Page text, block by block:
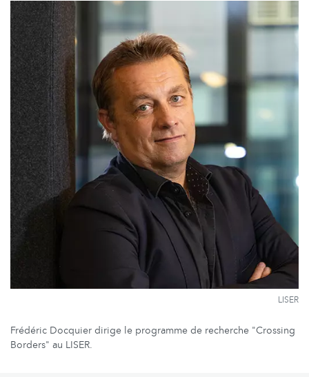
LISER
Frédéric Docquier dirige le programme de recherche "Crossing
Borders" au LISER.